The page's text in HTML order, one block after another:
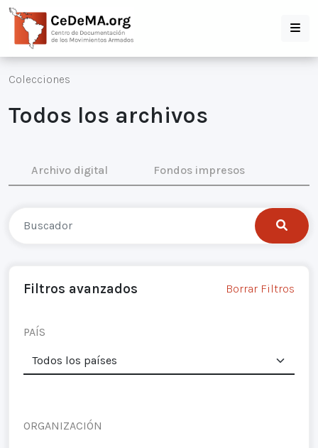
Colecciones
Todos los archivos
Archivo digital Fondos impresos
Filtros avanzados Borrar Filtros
PAÍS
ORGANIZACIÓN